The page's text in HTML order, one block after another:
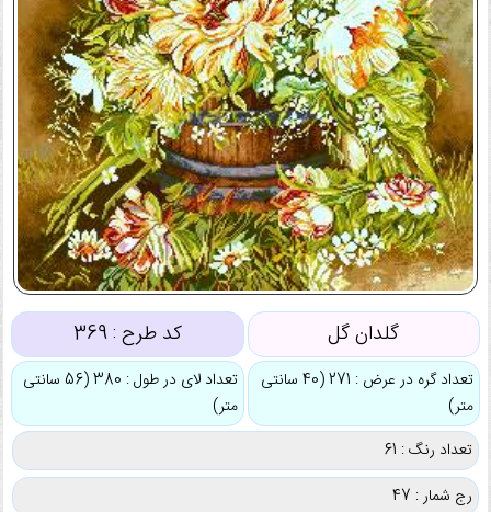
گلدان گل کد طرح :369
تعداد گره در عرض : 271 (40 سانتی
متر)
تعداد لای در طول : 380 (56 سانتی
متر)
تعداد رنگ : 61
رج شمار : 47